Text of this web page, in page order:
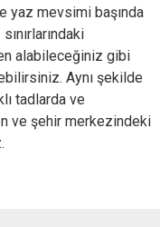
yaz mevsimi başında
alabileceğiniz gibi
Aynı şekilde
tadlarda ve
ve şehir merkezindeki